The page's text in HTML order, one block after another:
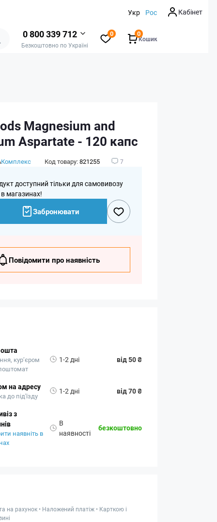
Укр Рос Кабінет
0 800 339 712
Безкоштовно по Україні
0
Кошик
0
Magnesium and
Aspartate - 120 капс
Комплекс Код товару:821255 7
доступний тільки для самовивозу
в магазинах!
Забронювати
Повідомити про наявність
кур’єром
1-2 дні від 50 ₴
на адресу
до під'їзду
1-2 дні від 70 ₴
з
наявніть в
В
наявності
безкоштовно
на рахунок • Наложений платіж • Карткою і